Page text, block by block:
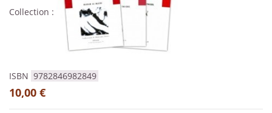
Collection :
ISBN 9782846982849
10,00 €